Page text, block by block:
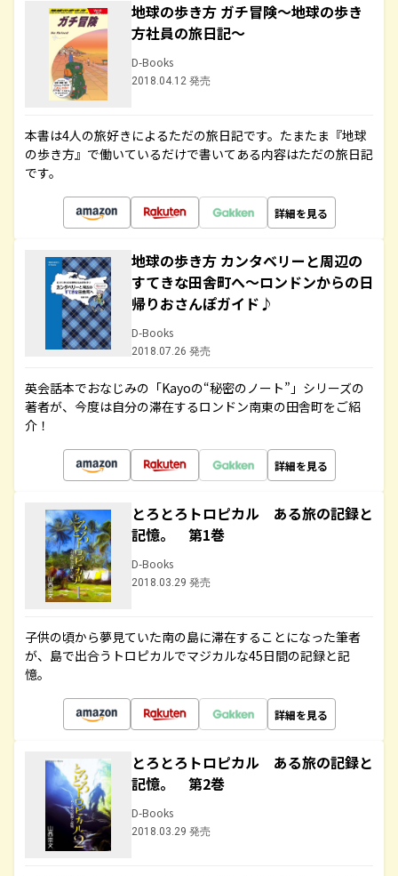
地球の歩き方 ガチ冒険～地球の歩き
方社員の旅日記～
D-Books
2018.04.12 発売
本書は4人の旅好きによるただの旅日記です。たまたま『地球
の歩き方』で働いているだけで書いてある内容はただの旅日記
です。
詳細を見る
地球の歩き方 カンタベリーと周辺の
すてきな田舎町へ～ロンドンからの日
帰りおさんぽガイド♪
D-Books
2018.07.26 発売
英会話本でおなじみの「Kayoの“秘密のノート”」シリーズの
著者が、今度は自分の滞在するロンドン南東の田舎町をご紹
介！
詳細を見る
とろとろトロピカル ある旅の記録と
記憶。 第1巻
D-Books
2018.03.29 発売
子供の頃から夢見ていた南の島に滞在することになった筆者
が、島で出合うトロピカルでマジカルな45日間の記録と記
憶。
詳細を見る
とろとろトロピカル ある旅の記録と
記憶。 第2巻
D-Books
2018.03.29 発売